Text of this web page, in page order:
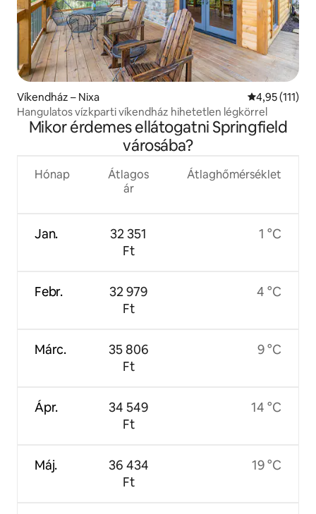
Víkendház – Nixa Átlagos
4,95 (111)
Hangulatos vízkparti víkendház hihetetlen légkörrel
Mikor érdemes ellátogatni Springfield
városába?
Hónap
Jan.
Febr.
Márc.
Ápr.
Máj.
Átlagos
ár
32 351
Ft
32 979
Ft
35 806
Ft
34 549
Ft
36 434
Ft
Átlaghőmérséklet
1 °C
4 °C
9 °C
14 °C
19 °C